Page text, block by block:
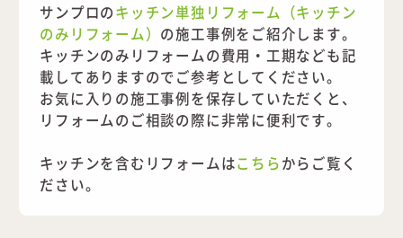
サンプロのキッチン単独リフォーム（キッチン
のみリフォーム） の施工事例をご紹介します。
キッチンのみリフォームの費用・工期なども記
載してありますのでご参考としてください。
お気に入りの施工事例を保存していただくと、
リフォームのご相談の際に非常に便利です。
キッチンを含むリフォームはこちらからご覧く
ださい。